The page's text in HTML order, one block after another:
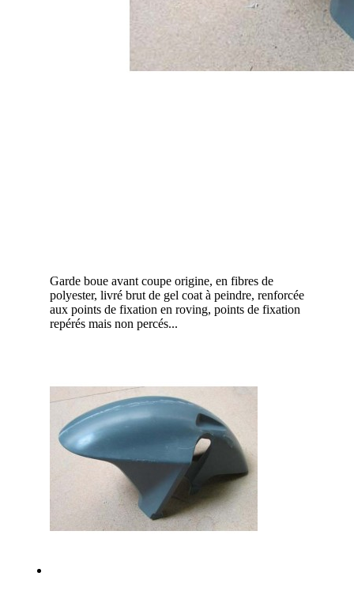
Garde boue avant coupe origine, en fibres de
polyester, livré brut de gel coat à peindre, renforcée
aux points de fixation en roving, points de fixation
repérés mais non percés...